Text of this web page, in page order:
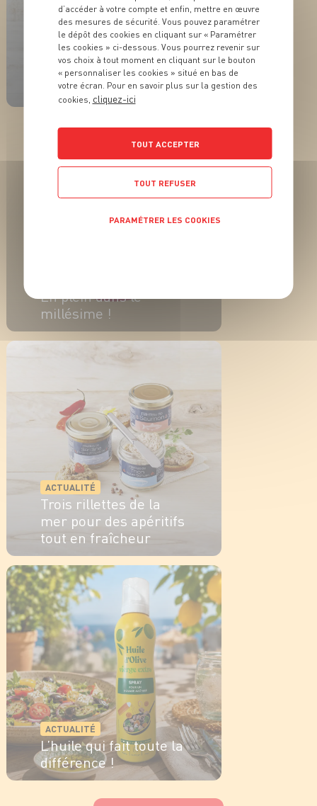
ACTUALITÉ
Ça pétille en format
mini !
En plein dans le
millésime !
EN SAVOIR PLUS
ACTUALITÉ
Trois rillettes de la
mer pour des apéritifs
tout en fraîcheur
EN SAVOIR PLUS
ACTUALITÉ
L’huile qui fait toute la
différence !
d’accéder à votre compte et enfin, mettre en œuvre
des mesures de sécurité. Vous pouvez paramétrer
le dépôt des cookies en cliquant sur « Paramétrer
les cookies » ci-dessous. Vous pourrez revenir sur
vos choix à tout moment en cliquant sur le bouton
« personnaliser les cookies » situé en bas de
votre écran. Pour en savoir plus sur la gestion des
cookies, cliquez-ici
TOUT ACCEPTER
TOUT REFUSER
PARAMÉTRER LES COOKIES